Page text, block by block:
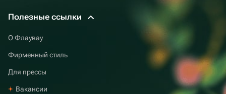
Полезные ссылки
О Флаувау
Фирменный стиль
Для прессы
Вакансии